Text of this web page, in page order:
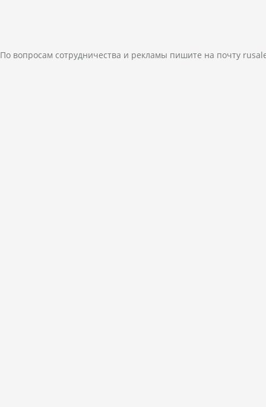
По вопросам сотрудничества и рекламы пишите на почту